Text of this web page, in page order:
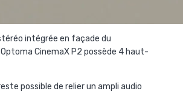
intégrée en façade du
CinemaX P2 possède 4 haut-
possible de relier un ampli audio